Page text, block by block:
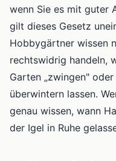
wenn Sie es mit guter
gilt dieses Gesetz
Hobbygärtner wissen
rechtswidrig handeln,
Garten „zwingen"
überwintern lassen.
genau wissen, wann
der Igel in Ruhe